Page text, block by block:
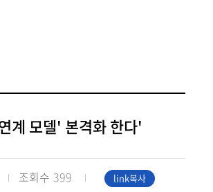
계 모델' 본격화 한다'
조회수 399